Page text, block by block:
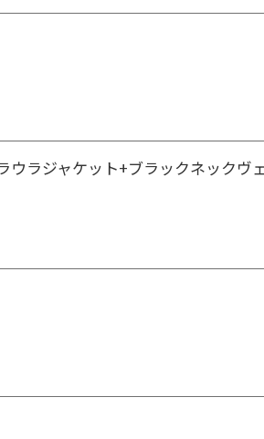
ウラジャケット+ブラックネックヴ